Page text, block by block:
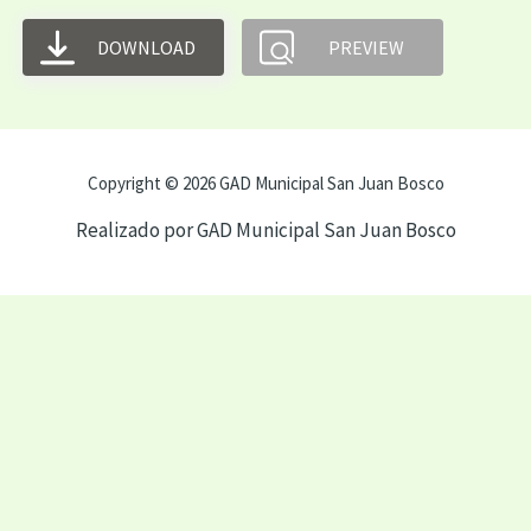
DOWNLOAD PREVIEW
Copyright © 2026 GAD Municipal San Juan Bosco
Realizado por GAD Municipal San Juan Bosco